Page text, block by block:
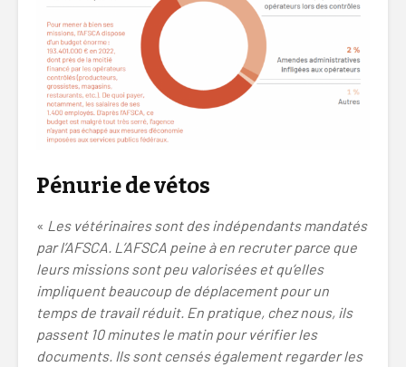
Pénurie de vétos
« Les vétérinaires sont des indépendants mandatés
par l’AFSCA. L’AFSCA peine à en recruter parce que
leurs missions sont peu valorisées et qu’elles
impliquent beaucoup de déplacement pour un
temps de travail réduit. En pratique, chez nous, ils
passent 10 minutes le matin pour vérifier les
documents. Ils sont censés également regarder les